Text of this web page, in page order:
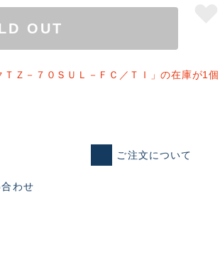
れた未使用
OUT
ＴＺ－７０ＳＵＬ－ＦＣ／ＴＩ」の在庫が1個
ご注文について
わせ